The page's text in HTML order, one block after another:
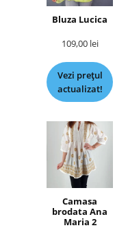
Bluza Lucica
109,00 lei
Vezi prețul
actualizat!
Camasa
brodata Ana
Maria 2